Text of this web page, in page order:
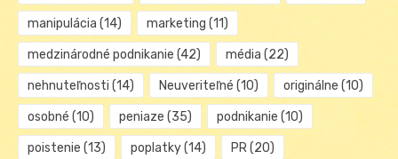
manipulácia (14) marketing (11)
medzinárodné podnikanie (42) média (22)
nehnuteľnosti (14) Neuveriteľné (10) originálne (10)
osobné (10) peniaze (35) podnikanie (10)
poistenie (13) poplatky(14) PR(20)